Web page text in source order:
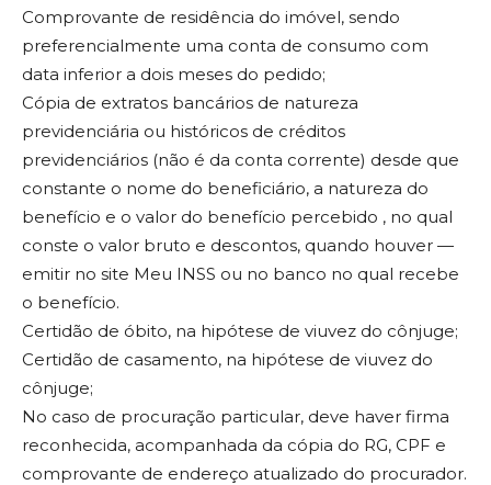
Comprovante de residência do imóvel, sendo
preferencialmente uma conta de consumo com
data inferior a dois meses do pedido;
Cópia de extratos bancários de natureza
previdenciária ou históricos de créditos
previdenciários (não é da conta corrente) desde que
constante o nome do beneficiário, a natureza do
benefício e o valor do benefício percebido , no qual
conste o valor bruto e descontos, quando houver —
emitir no site Meu INSS ou no banco no qual recebe
o benefício.
Certidão de óbito, na hipótese de viuvez do cônjuge;
Certidão de casamento, na hipótese de viuvez do
cônjuge;
No caso de procuração particular, deve haver firma
reconhecida, acompanhada da cópia do RG, CPF e
comprovante de endereço atualizado do procurador.